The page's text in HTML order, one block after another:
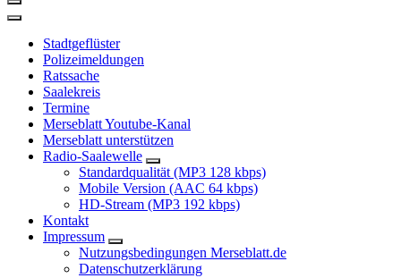
Stadtgeflüster
Polizeimeldungen
Ratssache
Saalekreis
Termine
Merseblatt Youtube-Kanal
Merseblatt unterstützen
Radio-Saalewelle
Standardqualität (MP3 128 kbps)
Mobile Version (AAC 64 kbps)
HD-Stream (MP3 192 kbps)
Kontakt
Impressum
Nutzungsbedingungen Merseblatt.de
Datenschutzerklärung